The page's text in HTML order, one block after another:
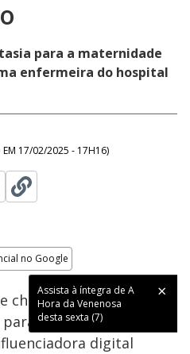
para a maternidade
enfermeira do hospital
17/02/2025 - 17H16)
no Google
Assista à íntegra de A
Hora da Venenosa
desta sexta (7)
chegou ao hospital
para assistir ao parto do
digital